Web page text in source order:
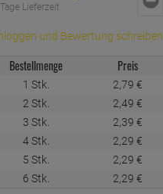
Lieferzeit
und Bewertung schreiben
Bestellmenge Preis
1 Stk. 2, 79 €
2 Stk.
2, 49 €
3 Stk.
2, 39 €
4 Stk.
2, 29 €
5 Stk.
2, 29 €
6 Stk.
2, 29 €